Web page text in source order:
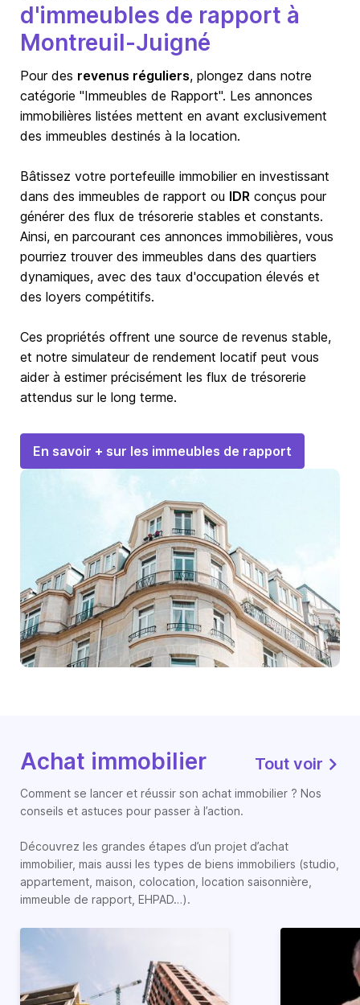
d'immeubles de rapport à
Montreuil-Juigné
Pour des revenus réguliers, plongez dans notre
catégorie "Immeubles de Rapport". Les annonces
immobilières listées mettent en avant exclusivement
des immeubles destinés à la location.
Bâtissez votre portefeuille immobilier en investissant
dans des immeubles de rapport ou IDR conçus pour
générer des flux de trésorerie stables et constants.
Ainsi, en parcourant ces annonces immobilières, vous
pourriez trouver des immeubles dans des quartiers
dynamiques, avec des taux d'occupation élevés et
des loyers compétitifs.
Ces propriétés offrent une source de revenus stable,
et notre simulateur de rendement locatif peut vous
aider à estimer précisément les flux de trésorerie
attendus sur le long terme.
En savoir + sur les immeubles de rapport
Achat immobilier Tout voir
Comment se lancer et réussir son achat immobilier ? Nos
conseils et astuces pour passer à l’action.
Découvrez les grandes étapes d’un projet d’achat
immobilier, mais aussi les types de biens immobiliers (studio,
appartement, maison, colocation, location saisonnière,
immeuble de rapport, EHPAD…).